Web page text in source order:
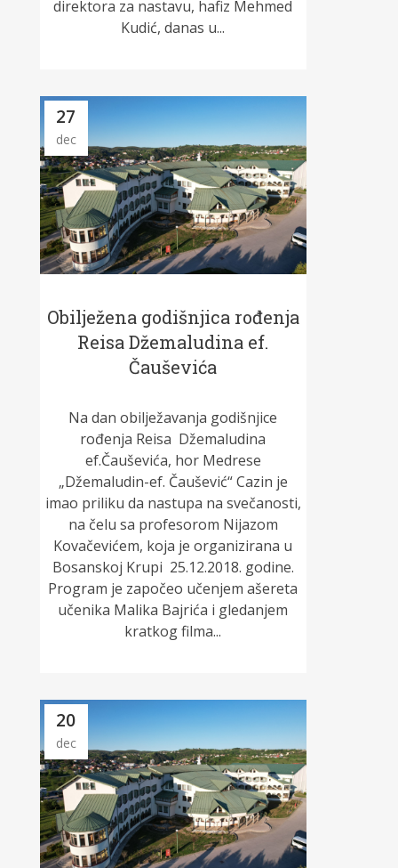
direktora za nastavu, hafiz Mehmed
Kudić, danas u...
27
dec
Obilježena godišnjica rođenja
Reisa Džemaludina ef.
Čauševića
Na dan obilježavanja godišnjice
rođenja Reisa Džemaludina
ef.Čauševića, hor Medrese
„Džemaludin-ef. Čaušević“ Cazin je
imao priliku da nastupa na svečanosti,
na čelu sa profesorom Nijazom
Kovačevićem, koja je organizirana u
Bosanskoj Krupi 25.12.2018. godine.
Program je započeo učenjem ašereta
učenika Malika Bajrića i gledanjem
kratkog filma...
20
dec